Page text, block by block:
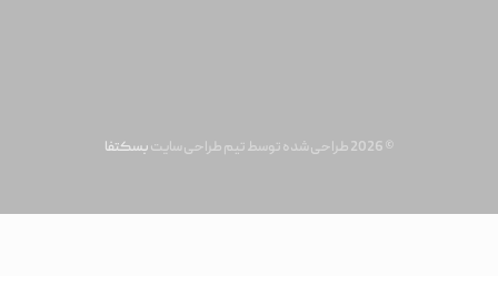
© 2026 طراحی شده توسط تیم طراحی سایت بسکتفا